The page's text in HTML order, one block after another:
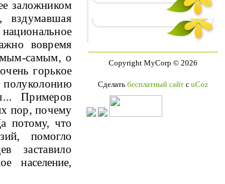
заложником
вздумавшая
вовремя
самым, о
горькое
полуколонию
Примеров
пор, поче­му
потому, что
помогло
заставило
население,
Copyright MyCorp © 2026
Сделать бесплатный сайтс uCoz